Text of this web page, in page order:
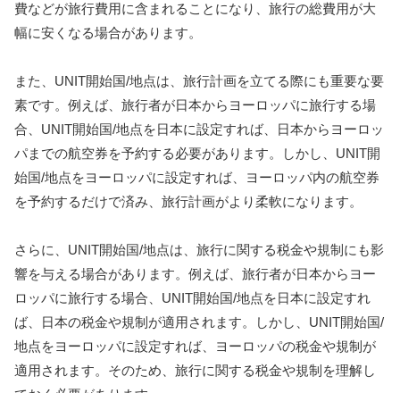
費などが旅行費用に含まれることになり、旅行の総費用が大
幅に安くなる場合があります。
また、UNIT開始国/地点は、旅行計画を立てる際にも重要な要
素です。例えば、旅行者が日本からヨーロッパに旅行する場
合、UNIT開始国/地点を日本に設定すれば、日本からヨーロッ
パまでの航空券を予約する必要があります。しかし、UNIT開
始国/地点をヨーロッパに設定すれば、ヨーロッパ内の航空券
を予約するだけで済み、旅行計画がより柔軟になります。
さらに、UNIT開始国/地点は、旅行に関する税金や規制にも影
響を与える場合があります。例えば、旅行者が日本からヨー
ロッパに旅行する場合、UNIT開始国/地点を日本に設定すれ
ば、日本の税金や規制が適用されます。しかし、UNIT開始国/
地点をヨーロッパに設定すれば、ヨーロッパの税金や規制が
適用されます。そのため、旅行に関する税金や規制を理解し